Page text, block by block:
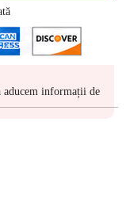
aducem informații de